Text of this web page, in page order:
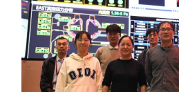
文化 书画
访谈 视频
法律 中央文件